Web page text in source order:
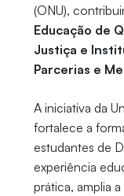
(ONU),
Educação de
Justiça e
Parcerias e
A iniciativa da
fortalece a
estudantes de
experiência
prática, amplia